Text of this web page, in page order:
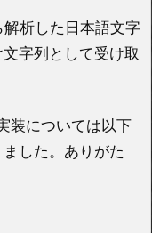
析した日本語文字
字列として受け取
については以下
した。ありがた